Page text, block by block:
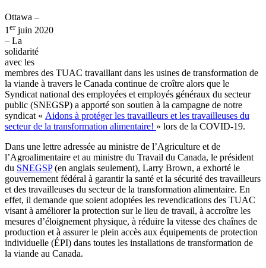
Ottawa –
1 erjuin 2020
– La
solidarité
avec les
membres des TUAC travaillant dans les usines de transformation de
la viande à travers le Canada continue de croître alors que le
Syndicat national des employées et employés généraux du secteur
public (SNEGSP) a apporté son soutien à la campagne de notre
syndicat « Aidons à protéger les travailleurs et les travailleuses du
secteur de la transformation alimentaire! » lors de la COVID‑19.
Dans une lettre adressée au ministre de l’Agriculture et de
l’Agroalimentaire et au ministre du Travail du Canada, le président
du SNEGSP(en anglais seulement), Larry Brown, a exhorté le
gouvernement fédéral à garantir la santé et la sécurité des travailleurs
et des travailleuses du secteur de la transformation alimentaire. En
effet, il demande que soient adoptées les revendications des TUAC
visant à améliorer la protection sur le lieu de travail, à accroître les
mesures d’éloignement physique, à réduire la vitesse des chaînes de
production et à assurer le plein accès aux équipements de protection
individuelle (ÉPI) dans toutes les installations de transformation de
la viande au Canada.